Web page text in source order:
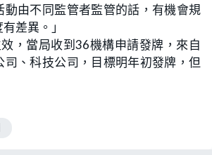
動由不同監管者監管的話，有機會規
差異。」
，當局收到36機構申請發牌，來自
司、科技公司，目標明年初發牌，但